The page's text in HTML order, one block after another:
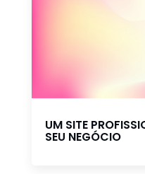
UM SITE
SEU NEGÓCIO